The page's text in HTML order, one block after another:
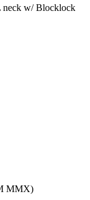
w/ Blocklock
MMX)